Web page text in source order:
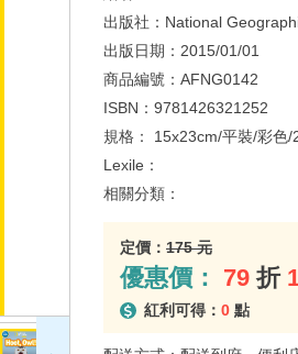
出版社： National
出版日期： 2015/01/01
商品編號： AFNG0142
ISBN： 9781426321252
規格： 15x23cm/平裝/彩色/
Lexile：
相關分類：
定價： 175 元
優惠價： 79 折
紅利可得： 0 點